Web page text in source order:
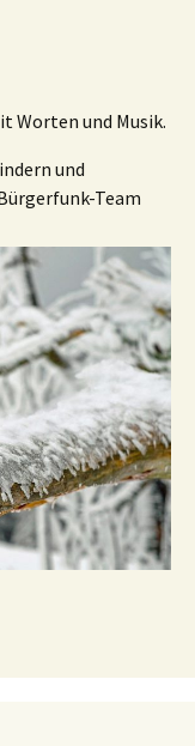
Worten und Musik.
und
Team